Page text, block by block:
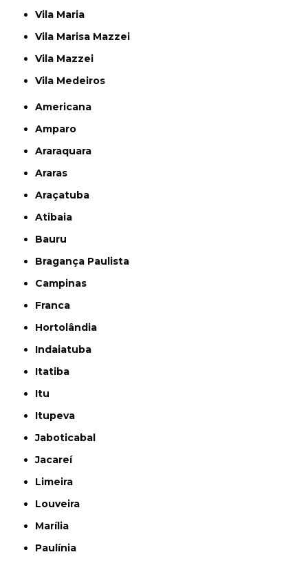
Vila Maria
Vila Marisa Mazzei
Vila Mazzei
Vila Medeiros
Americana
Amparo
Araraquara
Araras
Araçatuba
Atibaia
Bauru
Bragança Paulista
Campinas
Franca
Hortolândia
Indaiatuba
Itatiba
Itu
Itupeva
Jaboticabal
Jacareí
Limeira
Louveira
Marília
Paulínia